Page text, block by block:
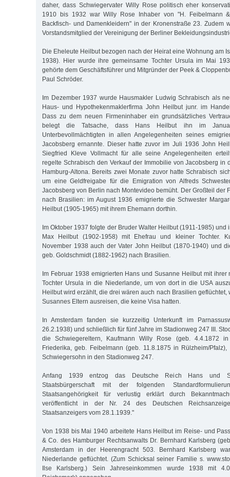
daher, dass Schwiegervater Willy Rose politisch eher
1910 bis 1932 war Willy Rose Inhaber von "H. Feibelmann
Backfisch- und Damenkleidern" in der Kronenstraße 23. Zudem
Vorstandsmitglied der Vereinigung der Berliner
Die Eheleute Heilbut bezogen nach der Heirat eine Wohnung am
1938). Hier wurde ihre gemeinsame Tochter Ursula im Mai
gehörte dem Geschäftsführer und Mitgründer der Peek &
Paul Schröder.
Im Dezember 1937 wurde Hausmakler Ludwig Schrabisch als
Haus- und Hypothekenmaklerfirma John Heilbut junr. im
Dass zu dem neuen Firmeninhaber ein grundsätzliches
belegt die Tatsache, dass Hans Heilbut ihn im
Unterbevollmächtigten in allen Angelegenheiten seines
Jacobsberg ernannte. Dieser hatte zuvor im Juli 1936 John
Siegfried Kleve Vollmacht für alle seine Angelegenheiten
regelte Schrabisch den Verkauf der Immobilie von Jacobsberg in
Hamburg-Altona. Bereits zwei Monate zuvor hatte Schrabisch
um eine Geldfreigabe für die Emigration von Alfreds
Jacobsberg von Berlin nach Montevideo bemüht. Der Großteil der
nach Brasilien: im August 1936 emigrierte die Schwester
Heilbut (1905-1965) mit ihrem Ehemann dorthin.
Im Oktober 1937 folgte der Bruder Walter Heilbut (1911-1985) und
Max Heilbut (1902-1958) mit Ehefrau und kleiner Tochter.
November 1938 auch der Vater John Heilbut (1870-1940) und
geb. Goldschmidt (1882-1962) nach Brasilien.
Im Februar 1938 emigrierten Hans und Susanne Heilbut mit ihrer
Tochter Ursula in die Niederlande, um von dort in die USA
Heilbut wird erzählt, die drei wären auch nach Brasilien geflüchtet,
Susannes Eltern ausreisen, die keine Visa hatten.
In Amsterdam fanden sie kurzzeitig Unterkunft im
26.2.1938) und schließlich für fünf Jahre im Stadionweg 247 III.
die Schwiegereltern, Kaufmann Willy Rose (geb. 4.4.1872
Friederika, geb. Feibelmann (geb. 11.8.1875 in Rülzheim/
Schwiegersohn in den Stadionweg 247.
Anfang 1939 entzog das Deutsche Reich Hans und
Staatsbürgerschaft mit der folgenden
Staatsangehörigkeit für verlustig erklärt durch
veröffentlicht in der Nr. 24 des Deutschen
Staatsanzeigers vom 28.1.1939."
Von 1938 bis Mai 1940 arbeitete Hans Heilbut im Reise- und
& Co. des Hamburger Rechtsanwalts Dr. Bernhard Karlsberg
Amsterdam in der Heerengracht 503. Bernhard Karlsberg
Niederlande geflüchtet. (Zum Schicksal seiner Familie s.
Ilse Karlsberg.) Sein Jahreseinkommen wurde 1938 mit